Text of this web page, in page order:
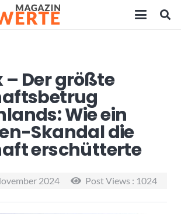
– Der größte
Wie ein
Skandal die
erschütterte
2024 Post Views : 1024